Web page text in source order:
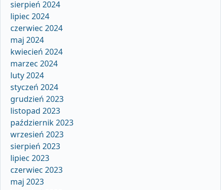
sierpień 2024
lipiec 2024
czerwiec 2024
maj 2024
kwiecień 2024
marzec 2024
luty 2024
styczeń 2024
grudzień 2023
listopad 2023
październik 2023
wrzesień 2023
sierpień 2023
lipiec 2023
czerwiec 2023
maj 2023